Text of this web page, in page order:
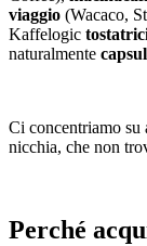
viaggio (Wacaco,
Kaffelogic
naturalmente
Ci concentriamo su
nicchia, che non
Perché